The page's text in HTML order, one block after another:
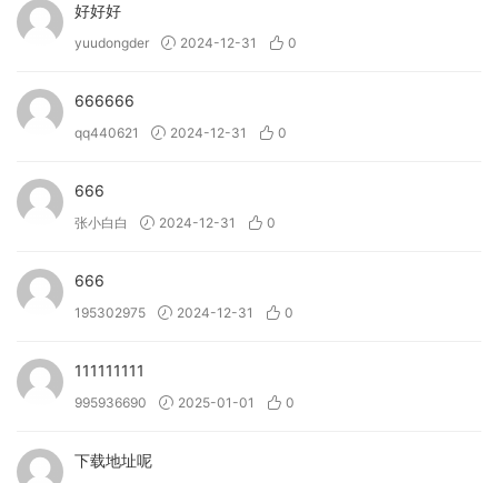
好好好
yuudongder 2024-12-31 0
666666
qq440621 2024-12-31 0
666
张小白白 2024-12-31 0
666
195302975 2024-12-31 0
111111111
995936690 2025-01-01 0
下载地址呢